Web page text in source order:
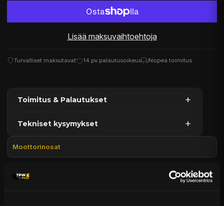
Lisää maksuvaihtoehtoja
Turvalliset maksutavat 14 pv palautusoikeus Nopea toimitus
Toimitus & Palautukset
Päävaraston tuotteet 7 arkipäivässä
Ilmainen toimitus yli 300 € tilauksiin
Tekniset kysymykset
Moottorinosat